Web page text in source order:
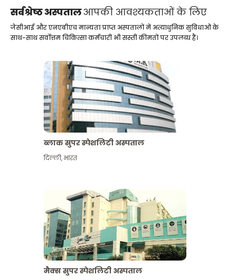
सर्वश्रेष्ठ अस्पतालआपकी आवश्यकताओं के लिए
जेसीआई और एनएबीएच मान्यता प्राप्त अस्पतालों में अत्याधुनिक सुविधाओं के
साथ-साथ सर्वोत्तम चिकित्सा कर्मचारी भी सस्ती कीमतों पर उपलब्ध हैं।
ब्लाक सुपर स्पेशलिटी अस्पताल
दिल्ली,भारत
मैक्स सुपर स्पेशलिटी अस्पताल